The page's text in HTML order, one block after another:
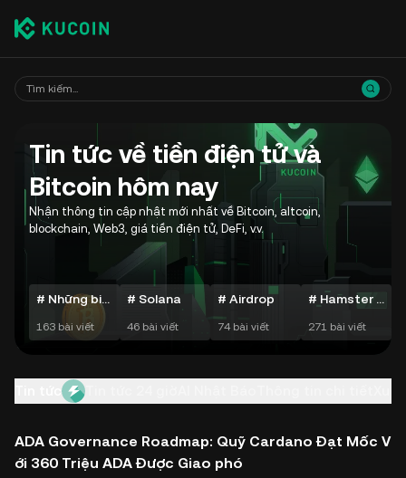
Tin tức về tiền điện tử và
Bitcoin hôm nay
Nhận thông tin cập nhật mới nhất về Bitcoin, altcoin,
blockchain, Web3, giá tiền điện tử, DeFi, v.v.
# Những biến động hàng ngày của Crypto
163 bài viết
# Solana
46 bài viết
# Airdrop
74 bài viết
# Hamster Kombat
271 bài viết
ADA Governance Roadmap: Quỹ Cardano Đạt Mốc V
ới 360 Triệu ADA Được Giao phó